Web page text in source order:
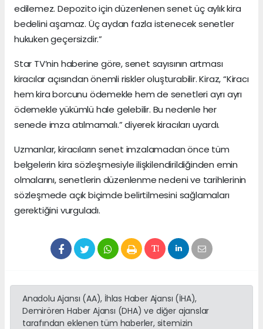
edilemez. Depozito için düzenlenen senet üç aylık kira
bedelini aşamaz. Üç aydan fazla istenecek senetler
hukuken geçersizdir.”
Star TV’nin haberine göre, senet sayısının artması
kiracılar açısından önemli riskler oluşturabilir. Kiraz, “Kiracı
hem kira borcunu ödemekle hem de senetleri ayrı ayrı
ödemekle yükümlü hale gelebilir. Bu nedenle her
senede imza atılmamalı.” diyerek kiracıları uyardı.
Uzmanlar, kiracıların senet imzalamadan önce tüm
belgelerin kira sözleşmesiyle ilişkilendirildiğinden emin
olmalarını, senetlerin düzenlenme nedeni ve tarihlerinin
sözleşmede açık biçimde belirtilmesini sağlamaları
gerektiğini vurguladı.
Anadolu Ajansı (AA), İhlas Haber Ajansı (İHA),
Demirören Haber Ajansı (DHA) ve diğer ajanslar
tarafından eklenen tüm haberler, sitemizin